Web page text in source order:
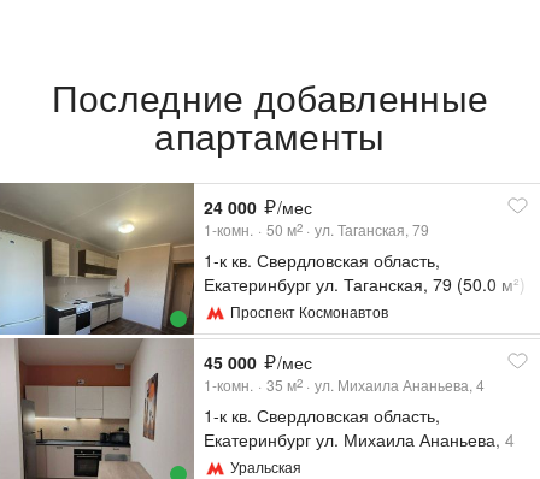
Последние добавленные
апартаменты
24 000 /мес
1-комн. 50 м2 ул. Таганская, 79
1-к кв. Свердловская область,
Екатеринбург ул. Таганская, 79 (50.0 м²)
Проспект Космонавтов
45 000 /мес
1-комн. 35 м2 ул. Михаила Ананьева, 4
1-к кв. Свердловская область,
Екатеринбург ул. Михаила Ананьева, 4
(35.0 м²)
Уральская